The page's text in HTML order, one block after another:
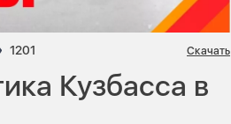
Просмотров:
1201 Скачать
Кузбасса в